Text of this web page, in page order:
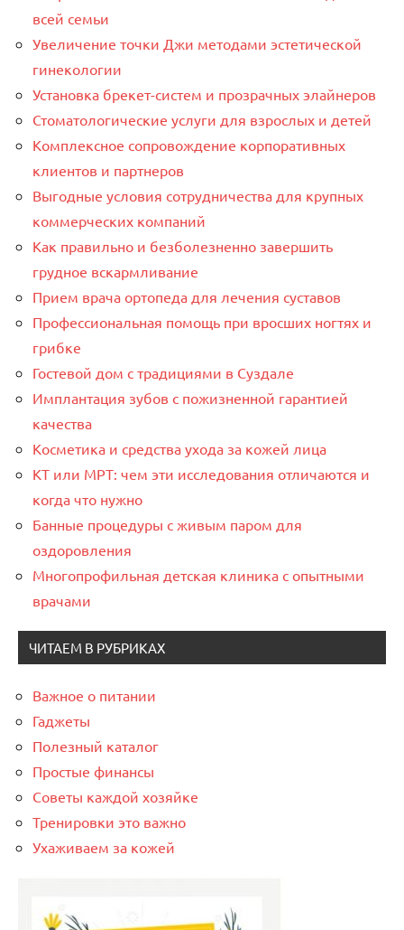
всей семьи
Увеличение точки Джи методами эстетической
гинекологии
Установка брекет-систем и прозрачных элайнеров
Стоматологические услуги для взрослых и детей
Комплексное сопровождение корпоративных
клиентов и партнеров
Выгодные условия сотрудничества для крупных
коммерческих компаний
Как правильно и безболезненно завершить
грудное вскармливание
Прием врача ортопеда для лечения суставов
Профессиональная помощь при вросших ногтях и
грибке
Гостевой дом с традициями в Суздале
Имплантация зубов с пожизненной гарантией
качества
Косметика и средства ухода за кожей лица
КТ или МРТ: чем эти исследования отличаются и
когда что нужно
Банные процедуры с живым паром для
оздоровления
Многопрофильная детская клиника с опытными
врачами
ЧИТАЕМ В РУБРИКАХ
Важное о питании
Гаджеты
Полезный каталог
Простые финансы
Советы каждой хозяйке
Тренировки это важно
Ухаживаем за кожей